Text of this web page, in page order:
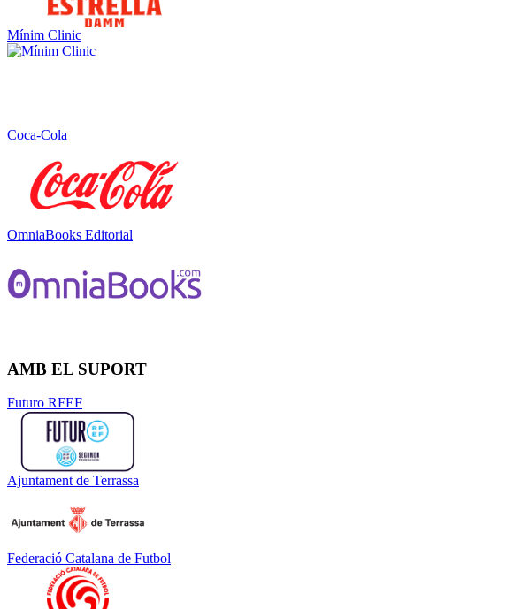
Mínim Clinic
Coca-Cola
OmniaBooks Editorial
AMB EL SUPORT
Futuro RFEF
Ajuntament de Terrassa
Federació Catalana de Futbol